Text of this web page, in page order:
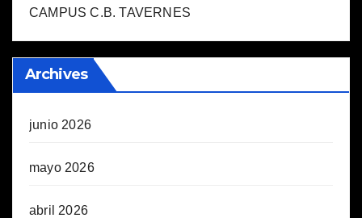
CAMPUS C.B. TAVERNES
Archives
junio 2026
mayo 2026
abril 2026